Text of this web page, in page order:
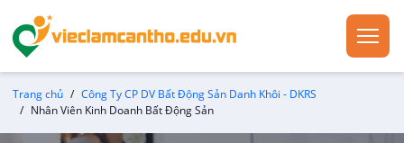
Trang chủ
Công Ty CP DV Bất Động Sản Danh Khôi - DKRS
Nhân Viên Kinh Doanh Bất Động Sản